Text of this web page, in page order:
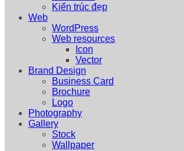
Kiến trúc đẹp
Web
WordPress
Web resources
Icon
Vector
Brand Design
Business Card
Brochure
Logo
Photography
Gallery
Stock
Wallpaper